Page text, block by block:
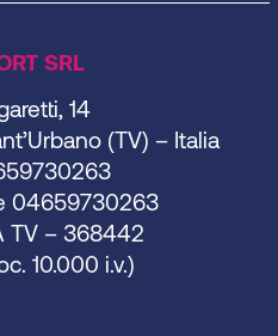
SRL
14
(TV) – Italia
04659730263
TV – 368442
10.000 i.v.)